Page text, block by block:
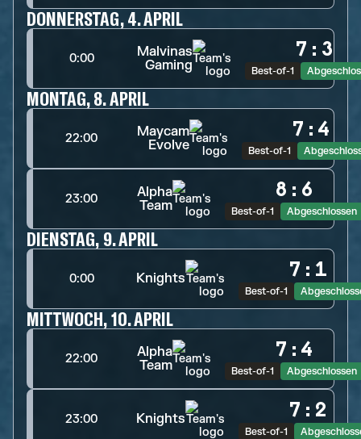
DONNERSTAG, 4. APRIL
0:00
Malvinas
Gaming
7 : 3
Best-of-1
MONTAG, 8. APRIL
22:00
Maycam
Evolve
7 : 4
Best-of-1
23:00
Alpha
Team
8 : 6
Best-of-1 Abgeschlossen
DIENSTAG, 9. APRIL
0:00 Knights 7 : 1
Best-of-1
MITTWOCH, 10. APRIL
22:00
Alpha
Team
7 : 4
Best-of-1 Abgeschlossen
23:00 Knights 7 : 2
Best-of-1